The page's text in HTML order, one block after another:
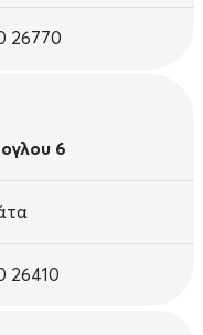
26770
6
26410